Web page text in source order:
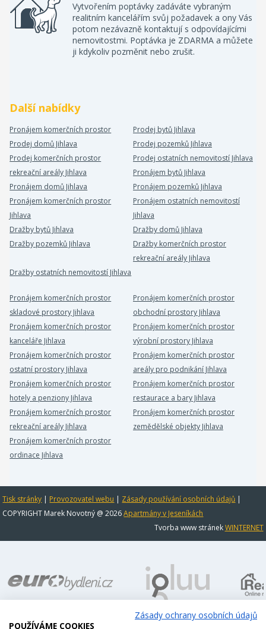
Vytvořením poptávky zadáváte vybraným
realitním kancelářím svůj požadavek a ony Vás
potom nezávazně kontaktují s odpovídajícími
nemovitostmi. Poptávka je ZDARMA a můžete
ji kdykoliv pozměnit nebo zrušit.
Další nabídky
Pronájem komerčních prostor
Prodej bytů Jihlava
Prodej domů Jihlava
Prodej pozemků Jihlava
Prodej komerčních prostor
rekreační areály Jihlava
Prodej ostatních nemovitostí Jihlava
Pronájem bytů Jihlava
Pronájem domů Jihlava
Pronájem pozemků Jihlava
Pronájem komerčních prostor
Jihlava
Pronájem ostatních nemovitostí
Jihlava
Dražby bytů Jihlava
Dražby domů Jihlava
Dražby pozemků Jihlava
Dražby komerčních prostor
rekreační areály Jihlava
Dražby ostatních nemovitostí Jihlava
Pronájem komerčních prostor
skladové prostory Jihlava
Pronájem komerčních prostor
obchodní prostory Jihlava
Pronájem komerčních prostor
kanceláře Jihlava
Pronájem komerčních prostor
výrobní prostory Jihlava
Pronájem komerčních prostor
ostatní prostory Jihlava
Pronájem komerčních prostor
areály pro podnikání Jihlava
Pronájem komerčních prostor
hotely a penziony Jihlava
Pronájem komerčních prostor
restaurace a bary Jihlava
Pronájem komerčních prostor
rekreační areály Jihlava
Pronájem komerčních prostor
zemědělské objekty Jihlava
Pronájem komerčních prostor
ordinace Jihlava
Tisk stránky | Provozovatel webu | Zásady používání osobních údajů |
COPYRIGHT Marek Novotný @ 2026Apartmány v Jeseníkách
Tvorba www stránekWINTERNET
Zásady ochrany osobních údajů
POUŽÍVÁME COOKIES